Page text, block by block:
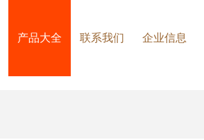
产品大全 联系我们 企业信息